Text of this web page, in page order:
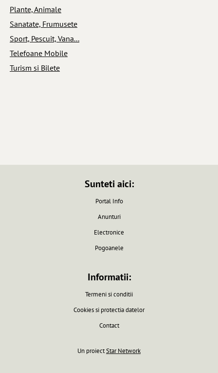
Plante, Animale
Sanatate, Frumusete
Sport, Pescuit, Vana...
Telefoane Mobile
Turism si Bilete
Sunteti aici:
Portal Info
Anunturi
Electronice
Pogoanele
Informatii:
Termeni si conditii
Cookies si protectia datelor
Contact
Un proiectStar Network